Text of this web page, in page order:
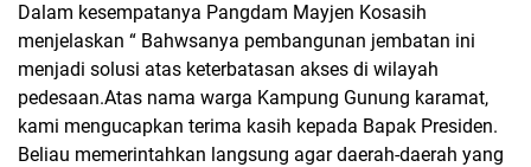
Dalam kesempatanya Pangdam Mayjen Kosasih
menjelaskan “ Bahwsanya pembangunan jembatan ini
menjadi solusi atas keterbatasan akses di wilayah
pedesaan.Atas nama warga Kampung Gunung karamat,
kami mengucapkan terima kasih kepada Bapak Presiden.
Beliau memerintahkan langsung agar daerah-daerah yang